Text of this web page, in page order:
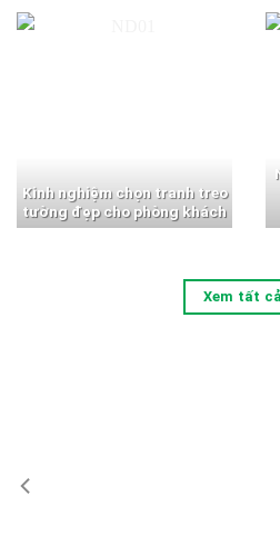
Kinh nghiệm chọn tranh treo
tường đẹp cho phòng khách
Xem tất cả